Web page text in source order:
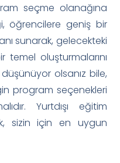
seçme olanağına
öğrencilere geniş bir
sunarak, gelecekteki
temel oluşturmalarını
olsanız bile,
program seçenekleri
Yurtdışı eğitim
sizin için en uygun